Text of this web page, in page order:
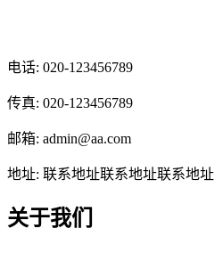
电话: 020-123456789
传真: 020-123456789
邮箱: admin@aa.com
地址: 联系地址联系地址联系地址
关于我们